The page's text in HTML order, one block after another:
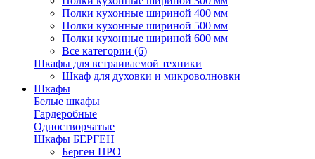
Полки кухонные шириной 400 мм
Полки кухонные шириной 500 мм
Полки кухонные шириной 600 мм
Все категории (6)
Шкафы для встраиваемой техники
Шкаф для духовки и микроволновки
Шкафы
Белые шкафы
Гардеробные
Одностворчатые
Шкафы БЕРГЕН
Берген ПРО